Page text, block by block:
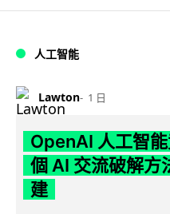
人工智能
Lawton 1 日
OpenAI 人工智
個 AI 交流破解方
建